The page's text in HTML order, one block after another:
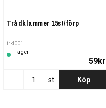
Trådklammer 15st/förp
trkl001
I lager
59kr
st Köp